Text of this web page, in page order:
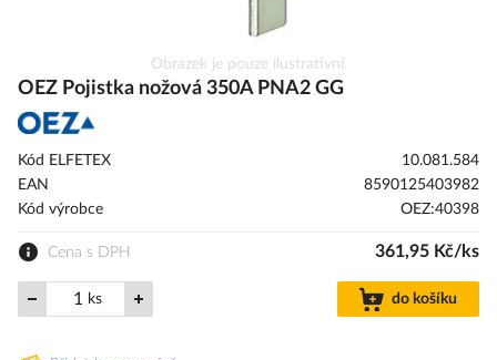
na
galerie
s
Obrázek je pouze ilustrativní.
OEZ Pojistka nožová 350A PNA2 GG
Kód ELFETEX
10.081.584
EAN
8590125403982
Kód výrobce
OEZ:40398
Cena s DPH 361,95 Kč/ks
ks do košíku